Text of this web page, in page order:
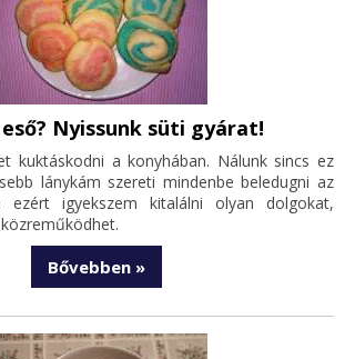
eső? Nyissunk süti gyárat!
kuktáskodni a konyhában. Nálunk sincs ez
lánykám szereti mindenbe beledugni az
ezért igyekszem kitalálni olyan dolgokat,
Bővebben »